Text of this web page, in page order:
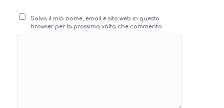
Salva il mio nome, email e sito web in questo
browser per la prossima volta che commento.